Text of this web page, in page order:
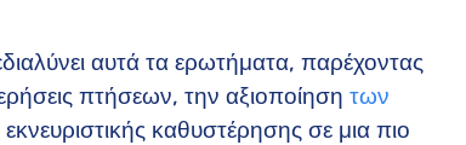
αυτά τα ερωτήματα, παρέχοντας
πτήσεων, την αξιοποίηση των
καθυστέρησης σε μια πιο